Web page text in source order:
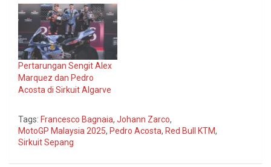
Pertarungan Sengit Alex
Marquez dan Pedro
Acosta di Sirkuit Algarve
Tags: Francesco Bagnaia, Johann Zarco,
MotoGP Malaysia 2025, Pedro Acosta, Red Bull KTM,
Sirkuit Sepang